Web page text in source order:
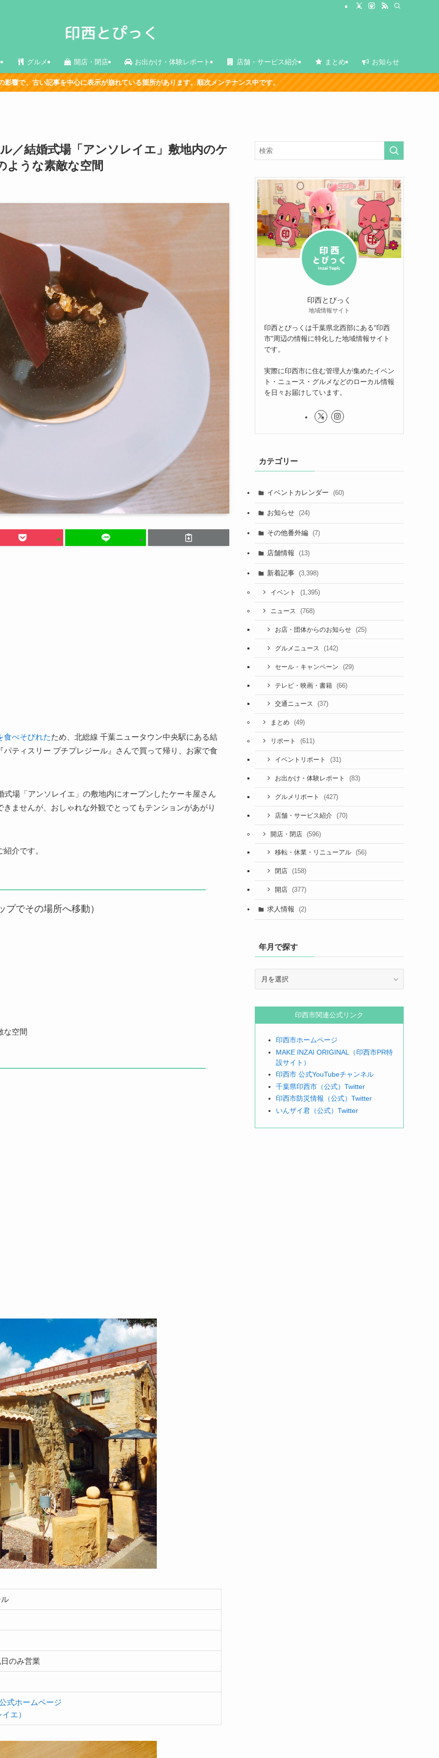
グルメ 開店・閉店 お出かけ・体験レポート 店舗・サービス紹介 まとめ お知らせ
表示が崩れている箇所があります。順次メンテナンス中です。
／結婚式場「アンソレイエ」敷地内のケ
ような素敵な空間
食べそびれたため、北総線 千葉ニュータウン中央駅にある結
ティスリー プチプレジール』さんで買って帰り、お家で食
場「アンソレイエ」の敷地内にオープンしたケーキ屋さん
ませんが、おしゃれな外観でとってもテンションがあがり
介です。
プでその場所へ移動）
な空間
のみ営業
式ホームページ
エ）
印西とぴっく
地域情報サイト
印西とぴっくは千葉県北西部にある"印西
市"周辺の情報に特化した地域情報サイト
です。
実際に印西市に住む管理人が集めたイベン
ト・ニュース・グルメなどのローカル情報
を日々お届けしています。
カテゴリー
イベントカレンダー (60)
お知らせ (24)
その他番外編 (7)
店舗情報 (13)
新着記事 (3,398)
イベント (1,395)
ニュース (768)
お店・団体からのお知らせ (25)
グルメニュース (142)
セール・キャンペーン (29)
テレビ・映画・書籍 (66)
交通ニュース (37)
まとめ (49)
リポート (611)
イベントリポート (31)
お出かけ・体験レポート (83)
グルメリポート (427)
店舗・サービス紹介 (70)
開店・閉店 (596)
移転・休業・リニューアル (56)
閉店 (158)
開店 (377)
求人情報 (2)
年月で探す
探
印西市関連公式リンク
印西市ホームページ
MAKE INZAI ORIGINAL（印西市PR特
設サイト）
印西市 公式YouTubeチャンネル
千葉県印西市（公式）Twitter
印西市防災情報（公式）Twitter
いんザイ君（公式）Twitter